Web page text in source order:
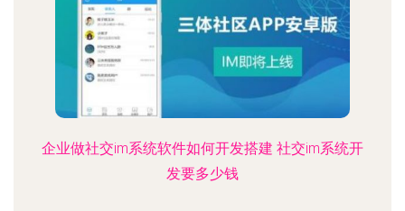
企业做社交im系统软件如何开发搭建 社交im系统开
发要多少钱